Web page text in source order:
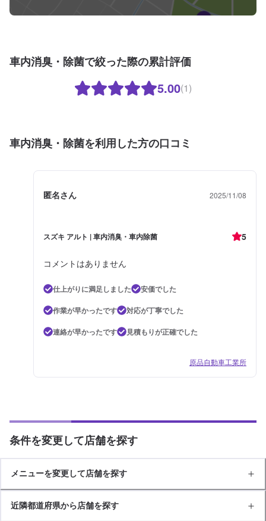
車内消臭・除菌で絞った際の累計評価
5.00(1)
車内消臭・除菌を利用した方の口コミ
匿名さん 2025/11/08
スズキ アルト | 車内消臭・車内除菌 5
コメントはありません
仕上がりに満足しました
安価でした
作業が早かったです
対応が丁寧でした
連絡が早かったです
見積もりが正確でした
原品自動車工業所
条件を変更して店舗を探す
メニューを変更して店舗を探す
近隣都道府県から店舗を探す